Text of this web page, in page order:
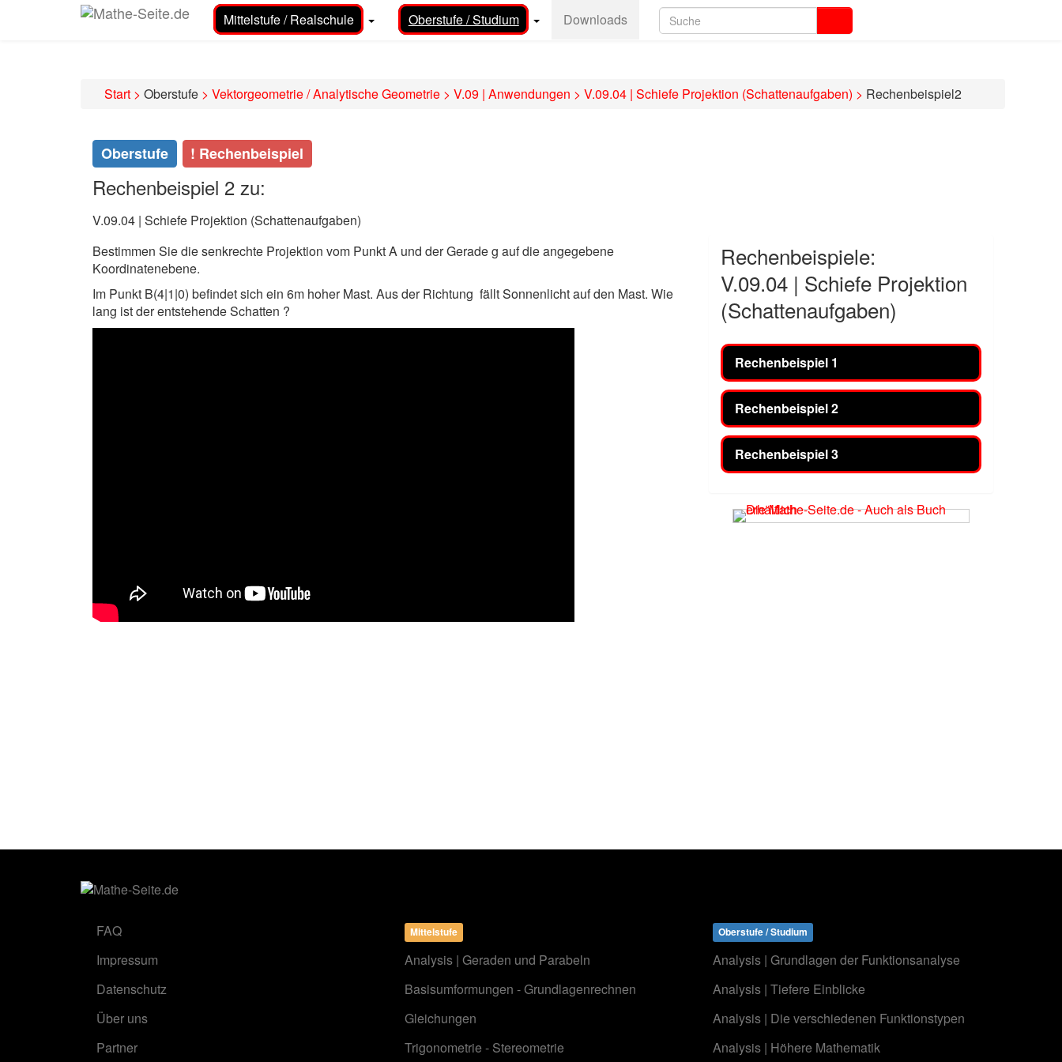
Mittelstufe / Realschule Oberstufe / Studium Downloads
Start > Oberstufe > Vektorgeometrie / Analytische Geometrie > V.09 | Anwendungen > V.09.04 | Schiefe Projektion (Schattenaufgaben) > Rechenbeispiel2
Oberstufe ! Rechenbeispiel
Rechenbeispiel 2 zu:
V.09.04 | Schiefe Projektion (Schattenaufgaben)
Bestimmen Sie die senkrechte Projektion vom Punkt A und der Gerade g auf die angegebene
Koordinatenebene.
Im Punkt B(4|1|0) befindet sich ein 6m hoher Mast. Aus der Richtung fällt Sonnenlicht auf den Mast. Wie
lang ist der entstehende Schatten ?
Rechenbeispiele:
V.09.04 | Schiefe Projektion
(Schattenaufgaben)
Rechenbeispiel 1
Rechenbeispiel 2
Rechenbeispiel 3
FAQ
Impressum
Datenschutz
Über uns
Partner
Mittelstufe
Analysis | Geraden und Parabeln
Basisumformungen - Grundlagenrechnen
Gleichungen
Trigonometrie - Stereometrie
Oberstufe / Studium
Analysis | Grundlagen der Funktionsanalyse
Analysis | Tiefere Einblicke
Analysis | Die verschiedenen Funktionstypen
Analysis | Höhere Mathematik